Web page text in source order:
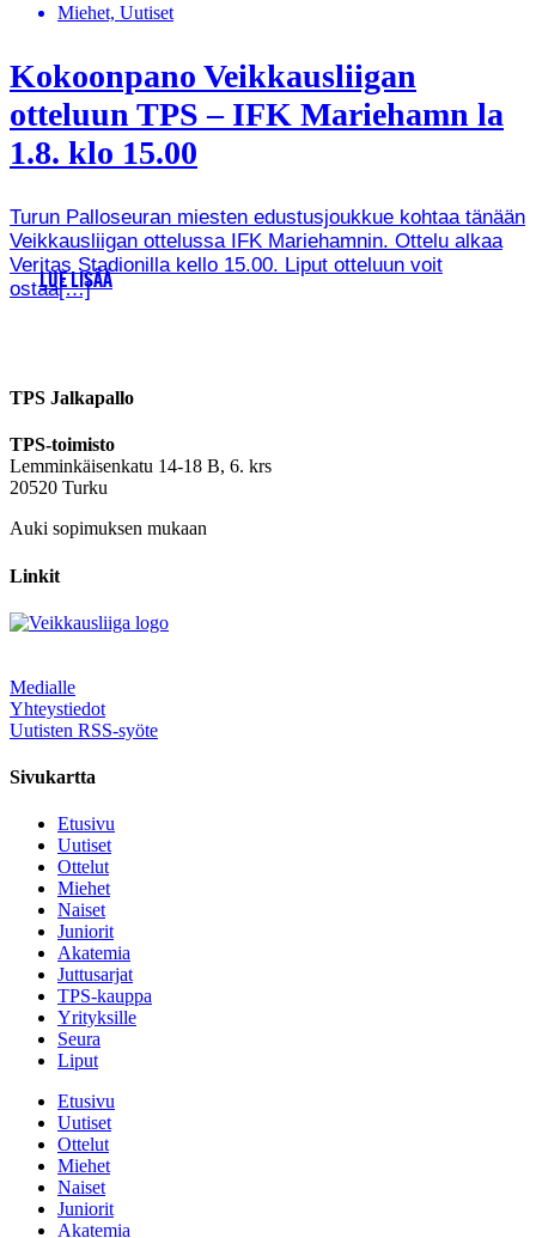
Miehet, Uutiset
Kokoonpano Veikkausliigan
otteluun TPS – IFK Mariehamn la
1.8. klo 15.00
Turun Palloseuran miesten edustusjoukkue kohtaa tänään
Veikkausliigan ottelussa IFK Mariehamnin. Ottelu alkaa
Veritas Stadionilla kello 15.00. Liput otteluun voit
ostaa[…]
LUE LISÄÄ
TPS Jalkapallo
TPS-toimisto
Lemminkäisenkatu 14-18 B, 6. krs
20520 Turku
Auki sopimuksen mukaan
Linkit
Medialle
Yhteystiedot
Uutisten RSS-syöte
Sivukartta
Etusivu
Uutiset
Ottelut
Miehet
Naiset
Juniorit
Akatemia
Juttusarjat
TPS-kauppa
Yrityksille
Seura
Liput
Etusivu
Uutiset
Ottelut
Miehet
Naiset
Juniorit
Akatemia